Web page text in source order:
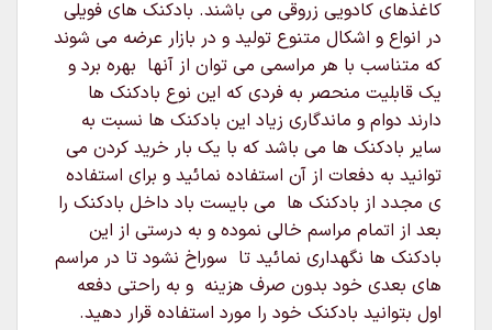
کاغذهای کادویی زروقی می باشند. بادکنک های فویلی
در انواع و اشکال متنوع تولید و در بازار عرضه می شوند
که متناسب با هر مراسمی می توان از آنها بهره برد و
یک قابلیت منحصر به فردی که این نوع بادکنک ها
دارند دوام و ماندگاری زیاد این بادکنک ها نسبت به
سایر بادکنک ها می باشد که با یک بار خرید کردن می
توانید به دفعات از آن استفاده نمائید و برای استفاده
ی مجدد از بادکنک ها می بایست باد داخل بادکنک را
بعد از اتمام مراسم خالی نموده و به درستی از این
بادکنک ها نگهداری نمائید تا سوراخ نشود تا در مراسم
های بعدی خود بدون صرف هزینه و به راحتی دفعه
اول بتوانید بادکنک خود را مورد استفاده قرار دهید.